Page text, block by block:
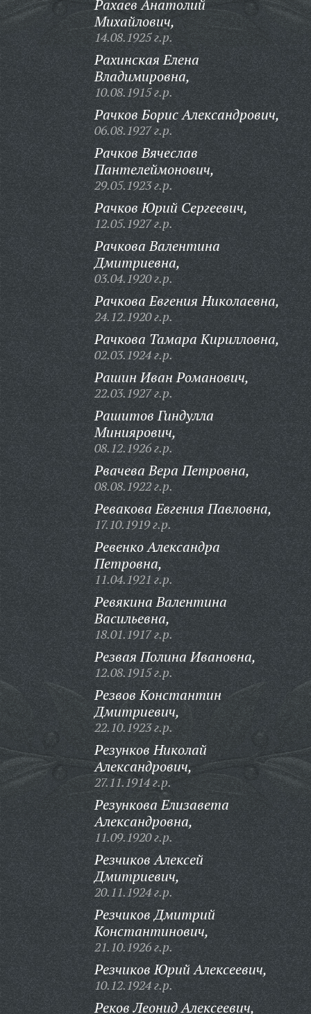
Рахаев Анатолий
Михайлович,
14.08.1925 г.р.
Рахинская Елена
Владимировна,
10.08.1915 г.р.
Рачков Борис Александрович,
06.08.1927 г.р.
Рачков Вячеслав
Пантелеймонович,
29.05.1923 г.р.
Рачков Юрий Сергеевич,
12.05.1927 г.р.
Рачкова Валентина
Дмитриевна,
03.04.1920 г.р.
Рачкова Евгения Николаевна,
24.12.1920 г.р.
Рачкова Тамара Кирилловна,
02.03.1924 г.р.
Рашин Иван Романович,
22.03.1927 г.р.
Рашитов Гиндулла
Миниярович,
08.12.1926 г.р.
Рвачева Вера Петровна,
08.08.1922 г.р.
Ревакова Евгения Павловна,
17.10.1919 г.р.
Ревенко Александра
Петровна,
11.04.1921 г.р.
Ревякина Валентина
Васильевна,
18.01.1917 г.р.
Резвая Полина Ивановна,
12.08.1915 г.р.
Резвов Константин
Дмитриевич,
22.10.1923 г.р.
Резунков Николай
Александрович,
27.11.1914 г.р.
Резункова Елизавета
Александровна,
11.09.1920 г.р.
Резчиков Алексей
Дмитриевич,
20.11.1924 г.р.
Резчиков Дмитрий
Константинович,
21.10.1926 г.р.
Резчиков Юрий Алексеевич,
10.12.1924 г.р.
Реков Леонид Алексеевич,